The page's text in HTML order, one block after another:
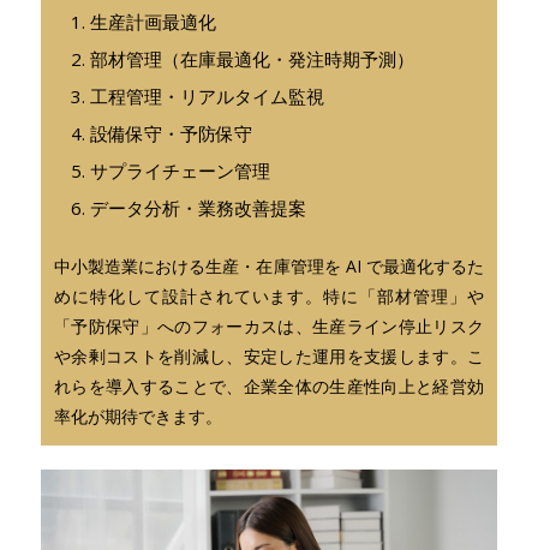
生産計画最適化
部材管理（在庫最適化・発注時期予測）
工程管理・リアルタイム監視
設備保守・予防保守
サプライチェーン管理
データ分析・業務改善提案
中小製造業における生産・在庫管理を AI で最適化するた
めに特化して設計されています。特に「部材管理」や
「予防保守」へのフォーカスは、生産ライン停止リスク
や余剰コストを削減し、安定した運用を支援します。こ
れらを導入することで、企業全体の生産性向上と経営効
率化が期待できます。